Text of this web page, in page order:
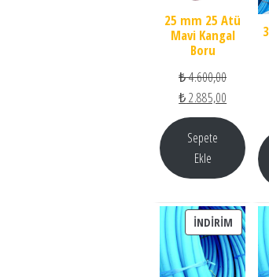
25 mm 25 Atü
Mavi Kangal
Boru
₺4.600,00Orijinal
₺2.885,00 Şu
Sepete
Ekle
İNDIRIM